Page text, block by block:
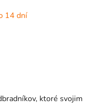
14 dní
ktoré svojim